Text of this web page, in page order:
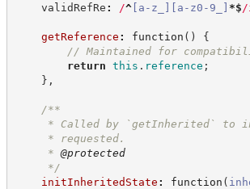
validRefRe : /^[ a-z ] [ a-z0-9 ] *$ /
getReference : function ( )
{
// Maintained for
return this . reference ;
} ,
/**
* Called by `getInherited` to
* requested.
* @protected
*/
initInheritedState : function (